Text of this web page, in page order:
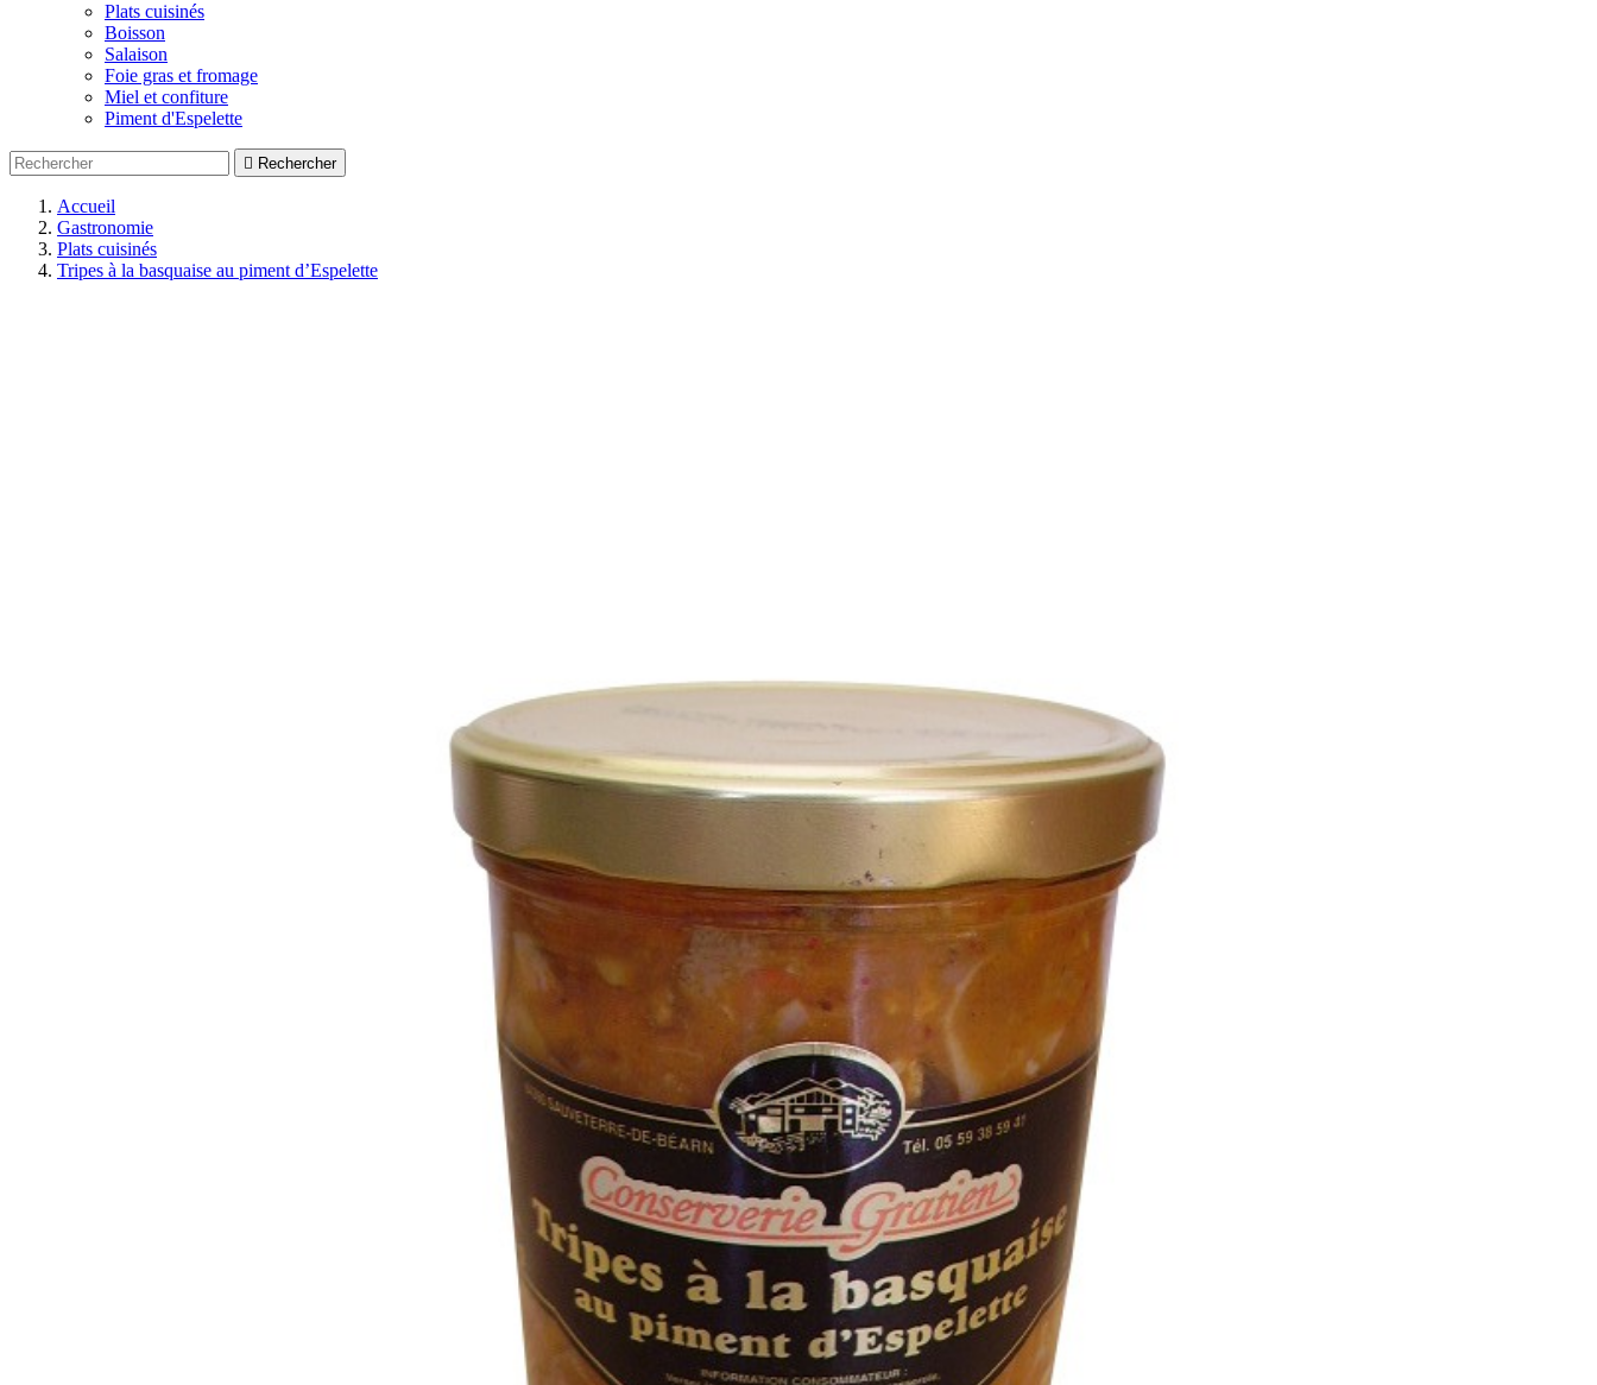
Plats cuisinés
Boisson
Salaison
Foie gras et fromage
Miel et confiture
Piment d'Espelette
 Rechercher
Accueil
Gastronomie
Plats cuisinés
Tripes à la basquaise au piment d’Espelette